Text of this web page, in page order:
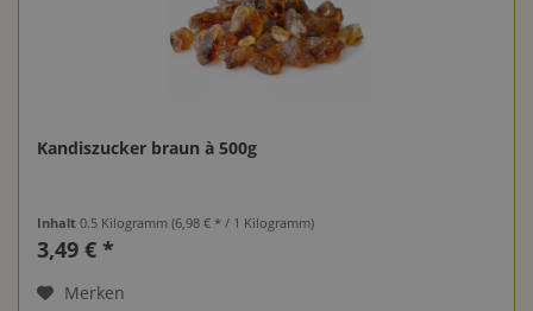
Kandiszucker braun à 500g
Inhalt0.5 Kilogramm(6,98 € * / 1 Kilogramm)
3,49 € *
Merken